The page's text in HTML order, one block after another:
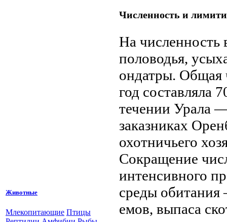
Животные
Млекопитающие Птицы
Численность и
На численность
половодья,
ондатры. Общая
год составляла
течении Урала
заказниках
охотничьего
Сокращение
интенсивного
среды
емов, выпаса